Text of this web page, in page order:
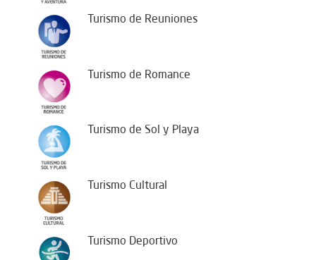
Turismo de Reuniones
Turismo de Romance
Turismo de Sol y Playa
Turismo Cultural
Turismo Deportivo